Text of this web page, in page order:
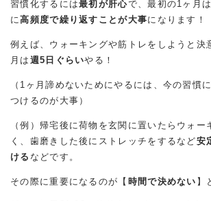
習慣化するには最初が肝心で、最初の1ヶ月
に高頻度で繰り返すことが大事になります！
例えば、ウォーキングや筋トレをしようと決
月は 週5日ぐらいやる！
（1ヶ月諦めないためにやるには、今の習慣
つけるのが大事）
（例）帰宅後に荷物を玄関に置いたらウォー
く、歯磨きした後にストレッチをするなど安
ける などです。
その際に重要になるのが【 時間で決めない 】